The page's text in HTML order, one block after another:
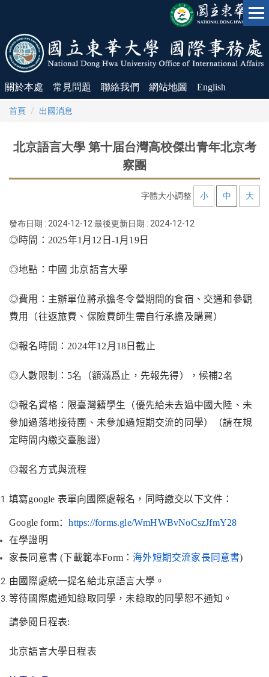
要
內
容
區
關於本處 常見問題 聯絡我們 網站地圖 English
首頁 出國消息
北京語言大學 第十届台灣高校傑出青年北京考
察團
字體大小調整 小 中 大
發布日期 : 2024-12-12最後更新日期 : 2024-12-12
◎時間： 2025年1 月 12 日 -1 月 19日
◎地點：中國 北京語言大學
◎費用：主辦單位將承擔冬令營期間的食宿、交通和參觀
費用（往返旅費、保險費師生需自行承擔及購買）
◎報名時間： 2024年1 2 月 18 日截止
◎人數限制： 5名（額滿爲止，先報先得），候補2名
◎報名資格：限臺灣籍學生（優先給未去過中國大陸、未
參加過落地接待團、未參加過短期交流的同學）（請在規
定時間内繳交臺胞證）
◎報名方式與流程
填寫google 表單向國際處報名，同時繳交以下文件：
Google form：https://forms.gle/WmHWBvNoCszJfmY28
在學證明
家長同意書 (下載範本Form ： 海外短期交流家長同意書)
由國際處統一提名給北京語言大學。
等待國際處通知錄取同學，未錄取的同學恕不通知。
請參閱日程表:
北京語言大學日程表